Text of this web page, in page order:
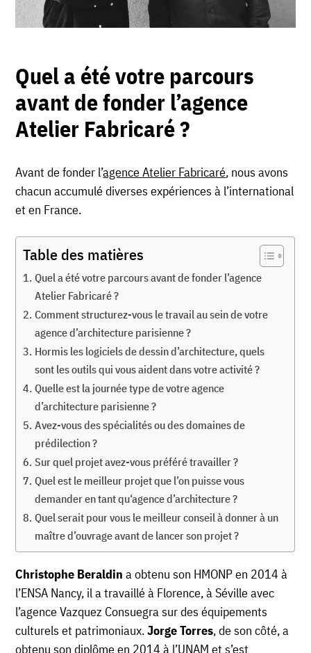
Quel a été votre parcours
avant de fonder l’agence
Atelier Fabricaré ?
Avant de fonder l’agence Atelier Fabricaré, nous avons
chacun accumulé diverses expériences à l’international
et en France.
Table des matières
Quel a été votre parcours avant de fonder l’agence
Atelier Fabricaré ?
Comment structurez-vous le travail au sein de votre
agence d’architecture parisienne ?
Hormis les logiciels de dessin d’architecture, quels
sont les outils qui vous aident dans votre activité ?
Quelle est la journée type de votre agence
d’architecture parisienne ?
Avez-vous des spécialités ou des domaines de
prédilection ?
Sur quel projet avez-vous préféré travailler ?
Quel est le meilleur projet que l’on puisse vous
demander en tant qu‘agence d’architecture ?
Quel serait pour vous le meilleur conseil à donner à un
maître d’ouvrage avant de lancer son projet ?
Christophe Beraldin a obtenu son HMONP en 2014 à
l’ENSA Nancy, il a travaillé à Florence, à Séville avec
l’agence Vazquez Consuegra sur des équipements
culturels et patrimoniaux.Jorge Torres, de son côté, a
obtenu son diplôme en 2014 à l’UNAM et s’est